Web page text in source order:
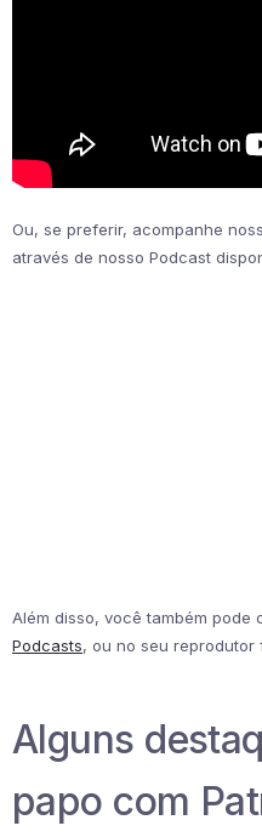
Ou, se preferir, acompanhe
através de nosso Podcast
Além disso, você também pode
Podcasts, ou no seu reprodutor
Alguns
papo com